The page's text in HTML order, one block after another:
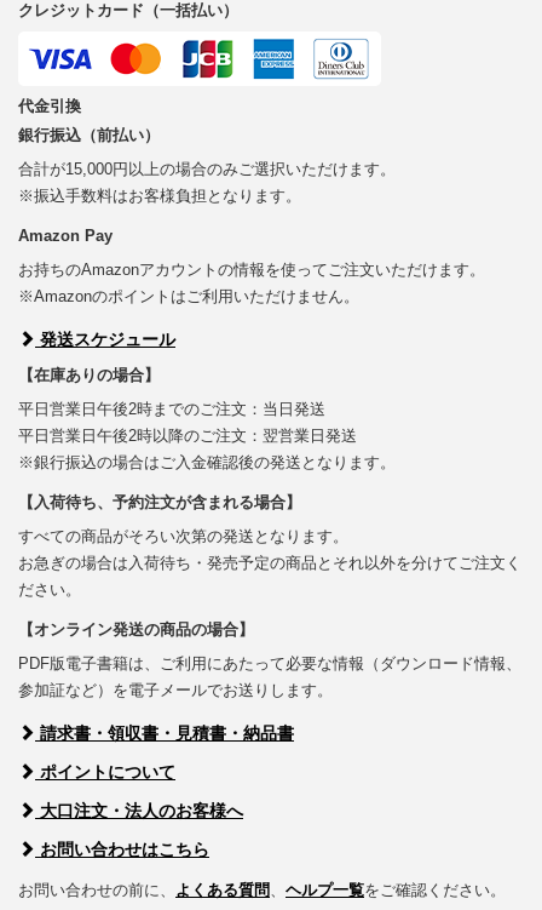
クレジットカード（一括払い）
代金引換
銀行振込（前払い）
合計が15,000円以上の場合のみご選択いただけます。
※振込手数料はお客様負担となります。
Amazon Pay
お持ちのAmazonアカウントの情報を使ってご注文いただけます。
※Amazonのポイントはご利用いただけません。
発送スケジュール
【在庫ありの場合】
平日営業日午後2時までのご注文：当日発送
平日営業日午後2時以降のご注文：翌営業日発送
※銀行振込の場合はご入金確認後の発送となります。
【入荷待ち、予約注文が含まれる場合】
すべての商品がそろい次第の発送となります。
お急ぎの場合は入荷待ち・発売予定の商品とそれ以外を分けてご注文く
ださい。
【オンライン発送の商品の場合】
PDF版電子書籍は、ご利用にあたって必要な情報（ダウンロード情報、
参加証など）を電子メールでお送りします。
請求書・領収書・見積書・納品書
ポイントについて
大口注文・法人のお客様へ
お問い合わせはこちら
お問い合わせの前に、 よくある質問、 ヘルプ一覧をご確認ください。